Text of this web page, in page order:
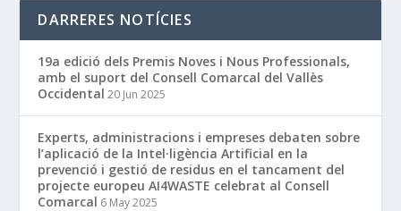
DARRERES NOTÍCIES
19a edició dels Premis Noves i Nous Professionals,
amb el suport del Consell Comarcal del Vallès
Occidental 20 Jun 2025
Experts, administracions i empreses debaten sobre
l’aplicació de la Intel·ligència Artificial en la
prevenció i gestió de residus en el tancament del
projecte europeu AI4WASTE celebrat al Consell
Comarcal 6 May 2025